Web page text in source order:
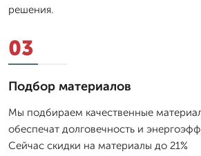
решения.
03
Подбор материалов
Мы подбираем качественные
обеспечат долговечность и
Сейчас скидки на материалы до 21%